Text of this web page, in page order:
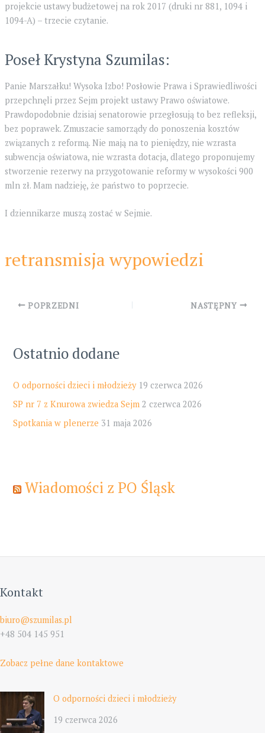
projekcie ustawy budżetowej na rok 2017 (druki nr 881, 1094 i
1094-A) – trzecie czytanie.
Poseł Krystyna Szumilas:
Panie Marszałku! Wysoka Izbo! Posłowie Prawa i Sprawiedliwości
przepchnęli przez Sejm projekt ustawy Prawo oświatowe.
Prawdopodobnie dzisiaj senatorowie przegłosują to bez refleksji,
bez poprawek. Zmuszacie samorządy do ponoszenia kosztów
związanych z reformą. Nie mają na to pieniędzy, nie wzrasta
subwencja oświatowa, nie wzrasta dotacja, dlatego proponujemy
stworzenie rezerwy na przygotowanie reformy w wysokości 900
mln zł. Mam nadzieję, że państwo to poprzecie.
I dziennikarze muszą zostać w Sejmie.
retransmisja wypowiedzi
Post
POPRZEDNI NASTĘPNY
Ostatnio dodane
O odporności dzieci i młodzieży 19 czerwca 2026
SP nr 7 z Knurowa zwiedza Sejm 2 czerwca 2026
Spotkania w plenerze 31 maja 2026
Wiadomości z PO Śląsk
Kontakt
biuro@szumilas.pl
+48 504 145 951
Zobacz pełne dane kontaktowe
O odporności dzieci i młodzieży
19 czerwca 2026